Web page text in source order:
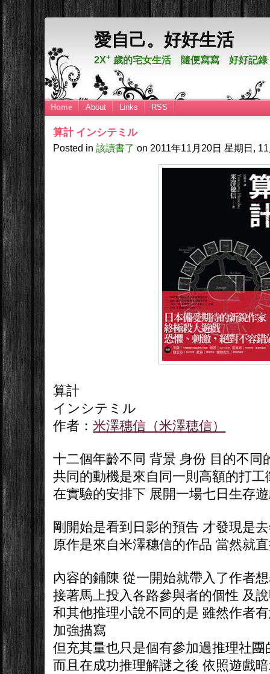
愛自己。好好生活
2X+ 歲的宅女生活 隨便寫寫 好好記錄
Home About Links RSS
算計 インシテミル
Posted in該讀書了 on 2011年11月20日星期日,
算計
インシテミル
作者：米澤穗信（米澤穂信）
十二個年齡不同 背景 身份 目的不同
共同的動機是來自同一則高額的打工
在實驗的安排下 展開一場七日生存
剛開始是看到日影的預告 才發現是
原作是來自米澤穗信的作品 當然就
內容的鋪陳 從一開始就帶入了作者
接著馬上投入各路參與者的個性 及
和其他推理小說不同的是 雖然作者
加強描寫
但充其量也只是個有參加過推理社團
而且在成功推理解謎之後 依照遊戲